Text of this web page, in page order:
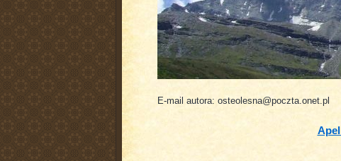
E-mail autora: osteolesna@poczta.onet.pl